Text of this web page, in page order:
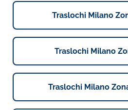
Traslochi Milano
Traslochi Milano
Traslochi Milano